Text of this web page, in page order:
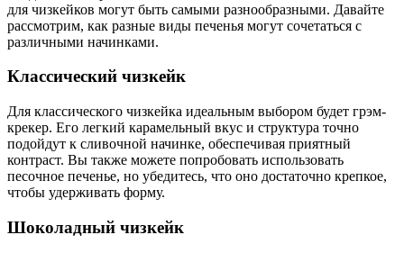
для чизкейков могут быть самыми разнообразными. Давайте
рассмотрим, как разные виды печенья могут сочетаться с
различными начинками.
Классический чизкейк
Для классического чизкейка идеальным выбором будет грэм-
крекер. Его легкий карамельный вкус и структура точно
подойдут к сливочной начинке, обеспечивая приятный
контраст. Вы также можете попробовать использовать
песочное печенье, но убедитесь, что оно достаточно крепкое,
чтобы удерживать форму.
Шоколадный чизкейк